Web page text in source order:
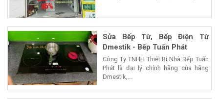
Sửa Bếp Từ, Bếp Điện Từ
Dmestik - Bếp Tuấn Phát
Công Ty TNHH Thiết Bị Nhà Bếp Tuấn
Phát là đại lý chính hãng của hãng
Dmestik,...